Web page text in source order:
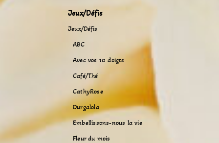
Jeux/Défis
Jeux/Défis
ABC
Avec vos 10 doigts
Café/Thé
CathyRose
Durgalola
Embellissons-nous la vie
Fleur du mois